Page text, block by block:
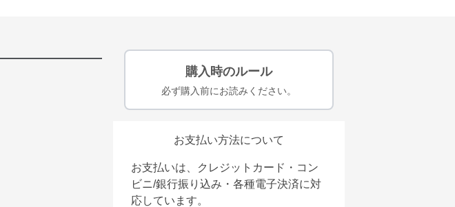
購入時のルール
必ず購入前にお読みください。
お支払い方法について
お支払いは、クレジットカード・コン
ビニ/銀行振り込み・各種電子決済に対
応しています。